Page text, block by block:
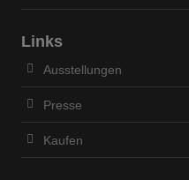
Have any questions?
Drop us a line
Links
Ausstellungen
Presse
Kaufen